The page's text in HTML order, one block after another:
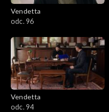
Vendetta
odc. 96
Vendetta
odc. 94